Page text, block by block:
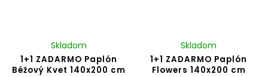
1+1 ZADARMO Paplón
Béžový Kvet 140x200 cm
Skladom
1+1 ZADARMO Paplón
Flowers 140x200 cm
Skladom